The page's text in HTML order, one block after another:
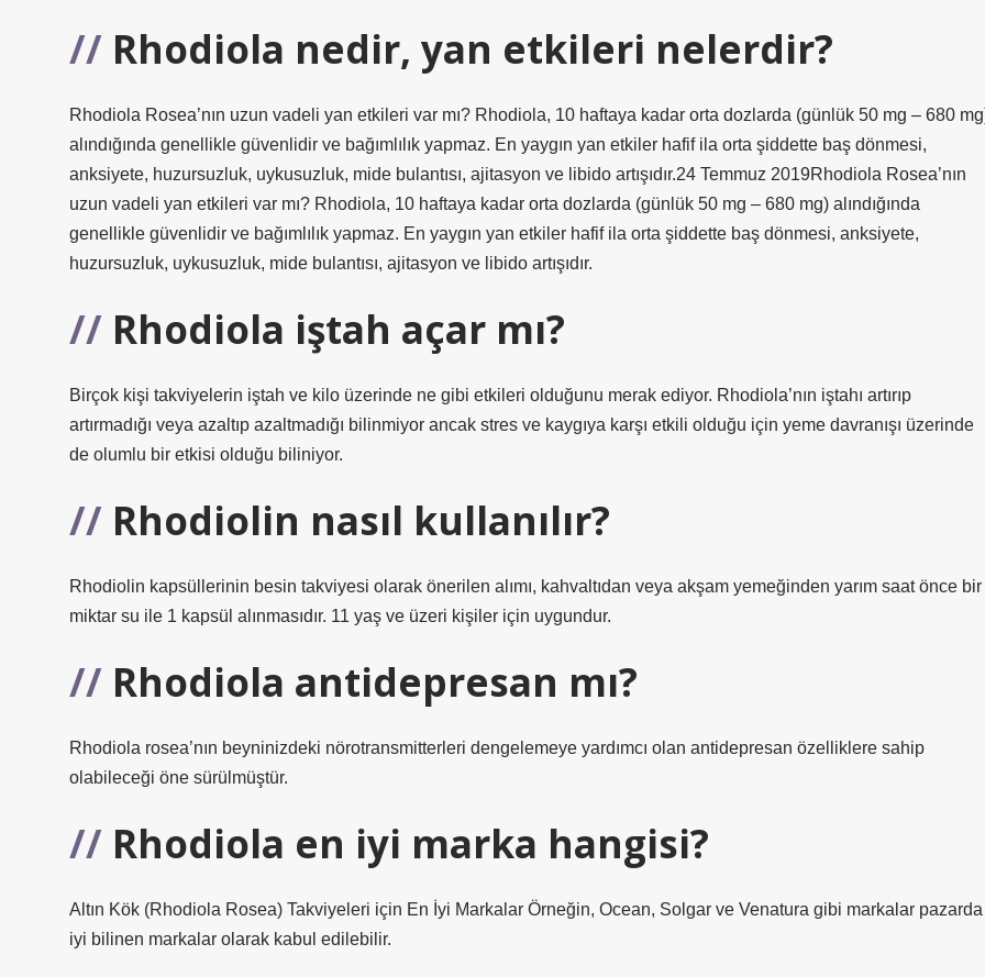
Rhodiola nedir, yan etkileri nelerdir?
Rhodiola Rosea’nın uzun vadeli yan etkileri var mı? Rhodiola, 10 haftaya kadar orta dozlarda (günlük 50 mg – 680
alındığında genellikle güvenlidir ve bağımlılık yapmaz. En yaygın yan etkiler hafif ila orta şiddette baş dönmesi,
anksiyete, huzursuzluk, uykusuzluk, mide bulantısı, ajitasyon ve libido artışıdır.24 Temmuz 2019Rhodiola Rosea’nın
uzun vadeli yan etkileri var mı? Rhodiola, 10 haftaya kadar orta dozlarda (günlük 50 mg – 680 mg) alındığında
genellikle güvenlidir ve bağımlılık yapmaz. En yaygın yan etkiler hafif ila orta şiddette baş dönmesi, anksiyete,
huzursuzluk, uykusuzluk, mide bulantısı, ajitasyon ve libido artışıdır.
Rhodiola iştah açar mı?
Birçok kişi takviyelerin iştah ve kilo üzerinde ne gibi etkileri olduğunu merak ediyor. Rhodiola’nın iştahı artırıp
artırmadığı veya azaltıp azaltmadığı bilinmiyor ancak stres ve kaygıya karşı etkili olduğu için yeme davranışı üzerinde
de olumlu bir etkisi olduğu biliniyor.
Rhodiolin nasıl kullanılır?
Rhodiolin kapsüllerinin besin takviyesi olarak önerilen alımı, kahvaltıdan veya akşam yemeğinden yarım saat önce bir
miktar su ile 1 kapsül alınmasıdır. 11 yaş ve üzeri kişiler için uygundur.
Rhodiola antidepresan mı?
Rhodiola rosea’nın beyninizdeki nörotransmitterleri dengelemeye yardımcı olan antidepresan özelliklere sahip
olabileceği öne sürülmüştür.
Rhodiola en iyi marka hangisi?
Altın Kök (Rhodiola Rosea) Takviyeleri için En İyi Markalar Örneğin, Ocean, Solgar ve Venatura gibi markalar pazarda
iyi bilinen markalar olarak kabul edilebilir.